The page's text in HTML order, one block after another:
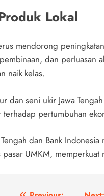
Lokal
mendorong
dan perluasan
naik kelas.
seni ukir Jawa
pertumbuhan
Tengah dan Bank
UMKM,